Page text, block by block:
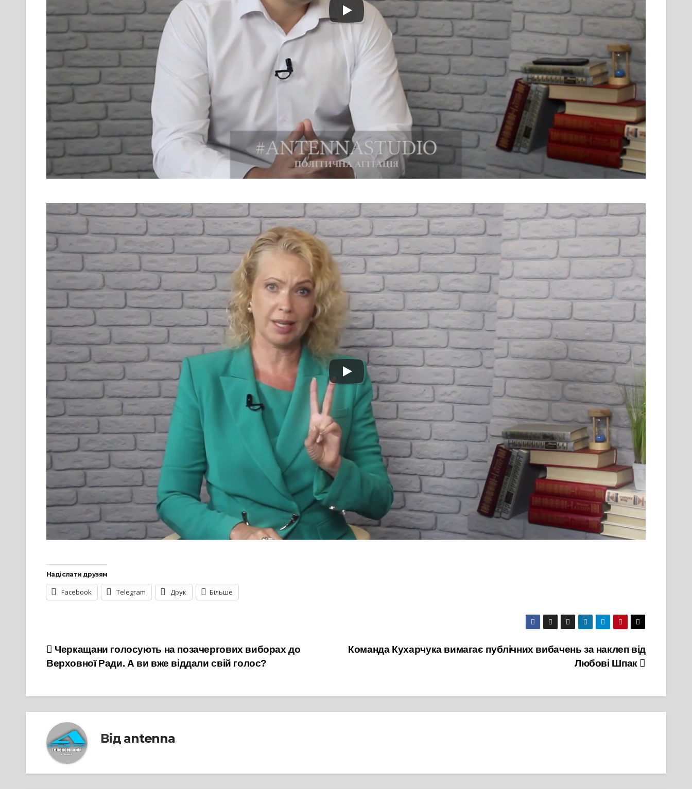
Надіслати друзям
Facebook Telegram Друк Більше
Навігація
записів
Команда Кухарчука вимагає публічних вибачень за наклеп від
Любові Шпак
Черкащани голосують на позачергових виборах до
Верховної Ради. А ви вже віддали свій голос?
Від antenna